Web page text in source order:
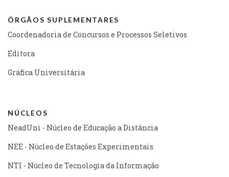
ÓRGÃOS SUPLEMENTARES
Coordenadoria de Concursos e Processos Seletivos
Editora
Gráfica Universitária
NÚCLEOS
NeadUni - Núcleo de Educação a Distância
NEE - Núcleo de Estações Experimentais
NTI - Núcleo de Tecnologia da Informação